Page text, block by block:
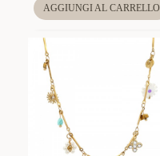
AGGIUNGI AL CARRELLO